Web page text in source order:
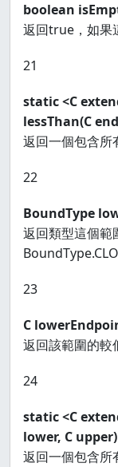
boolean
返回true，如果
21
static <C
lessThan(C
返回一個包含所
22
BoundType
返回類型這個範
23
C
返回該範圍的較
24
static <C
lower, C upper)
返回一個包含所